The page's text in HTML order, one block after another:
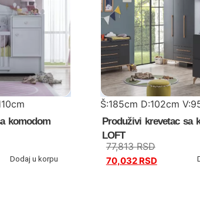
komodom
Dodaj u korpu
Š:185cm D:102cm
Produživi krevetac sa
LOFT
77,813RSD
70,032 RSD